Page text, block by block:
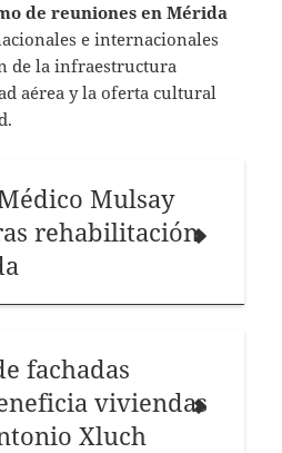
de reuniones en Mérida
e internacionales
de la infraestructura
aérea y la oferta cultural
Mulsay
rehabilitación
fachadas
viviendas
Xluch